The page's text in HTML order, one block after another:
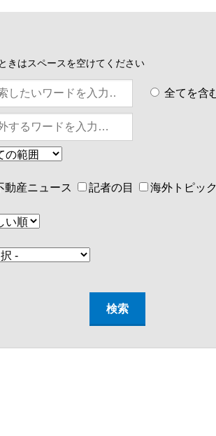
きはスペースを空けてください
全てを含
動産ニュース 記者の目 海外トピッ